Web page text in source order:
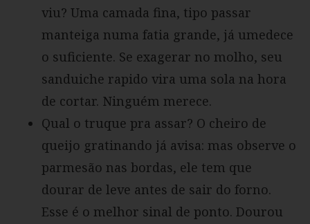
viu? Uma camada fina, tipo passar
manteiga numa fatia grande, já umedece
o suficiente. Se exagerar no molho, seu
sanduiche rapido vira uma sola na hora
de cortar. Ninguém merece.
Qual o truque pra assar? O cheiro de
queijo gratinando já avisa: mas observe o
parmesão nas bordas, ele tem que
dourar de leve antes de sair do forno.
Esse é o melhor sinal de ponto. Dourou